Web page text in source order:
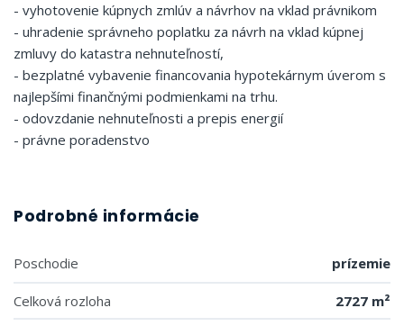
- vyhotovenie kúpnych zmlúv a návrhov na vklad právnikom
- uhradenie správneho poplatku za návrh na vklad kúpnej
zmluvy do katastra nehnuteľností,
- bezplatné vybavenie financovania hypotekárnym úverom s
najlepšími finančnými podmienkami na trhu.
- odovzdanie nehnuteľnosti a prepis energií
- právne poradenstvo
Podrobné informácie
Poschodie prízemie
Celková rozloha
2727 m²